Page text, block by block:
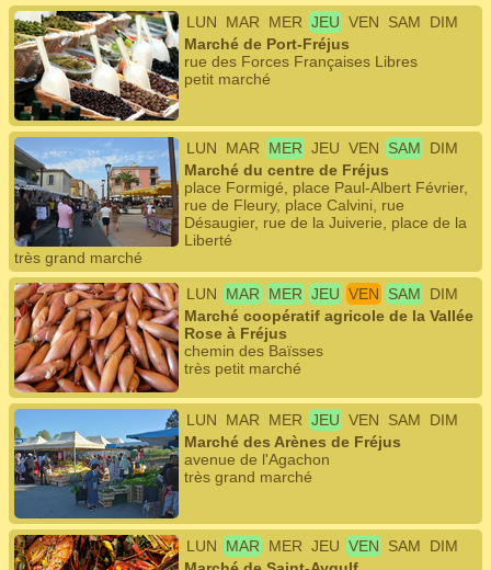
LUN MAR MER JEU VEN SAM
DIM
Marché de Port-Fréjus
rue des Forces Françaises Libres
petit marché
LUN MAR MER JEU VEN SAM
DIM
Marché du centre de Fréjus
place Formigé, place Paul-Albert Février,
rue de Fleury, place Calvini, rue
Désaugier, rue de la Juiverie, place de la
Liberté
très grand marché
LUN MAR MER JEU VEN SAM
DIM
Marché coopératif agricole de la Vallée
Rose à Fréjus
chemin des Baïsses
très petit marché
LUN MAR MER JEU VEN SAM
DIM
Marché des Arènes de Fréjus
avenue de l'Agachon
très grand marché
LUN MAR MER JEU VEN SAM
DIM